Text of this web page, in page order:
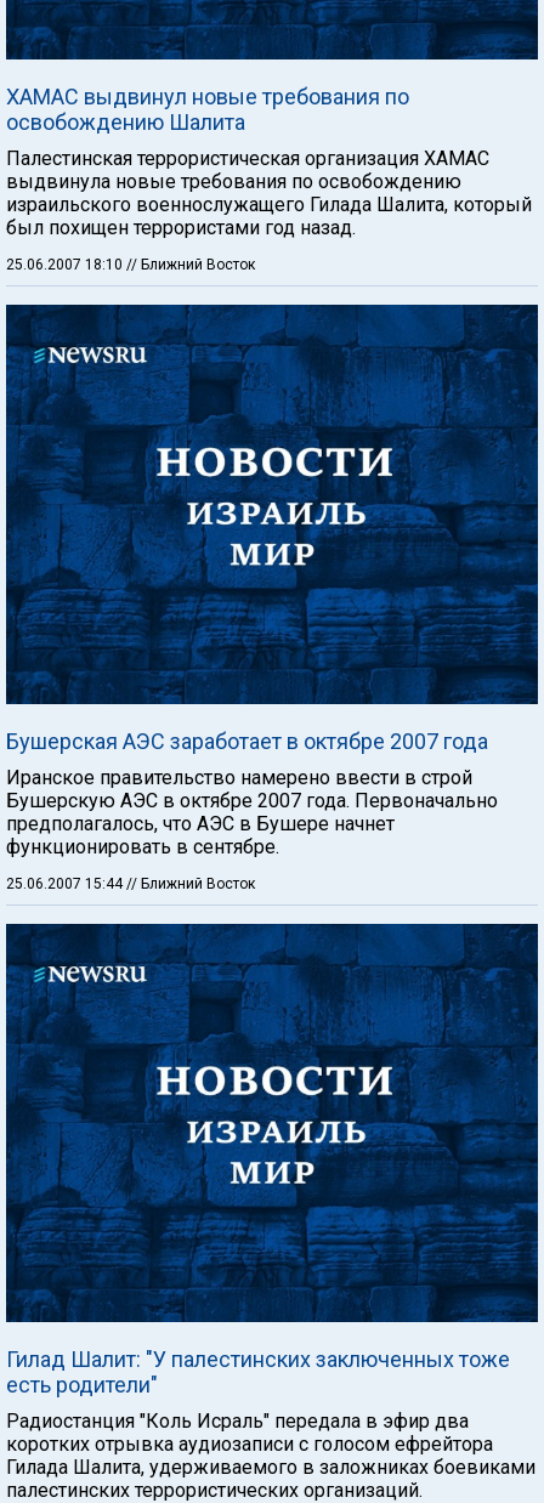
ХАМАС выдвинул новые требования по
освобождению Шалита
Палестинская террористическая организация ХАМАС
выдвинула новые требования по освобождению
израильского военнослужащего Гилада Шалита, который
был похищен террористами год назад.
25.06.2007 18:10 // Ближний Восток
Бушерская АЭС заработает в октябре 2007 года
Иранское правительство намерено ввести в строй
Бушерскую АЭС в октябре 2007 года. Первоначально
предполагалось, что АЭС в Бушере начнет
функционировать в сентябре.
25.06.2007 15:44 // Ближний Восток
Гилад Шалит: "У палестинских заключенных тоже
есть родители"
Радиостанция "Коль Исраль" передала в эфир два
коротких отрывка аудиозаписи с голосом ефрейтора
Гилада Шалита, удерживаемого в заложниках боевиками
палестинских террористических организаций.